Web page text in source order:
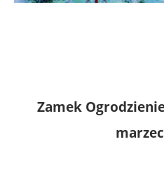
Zamek